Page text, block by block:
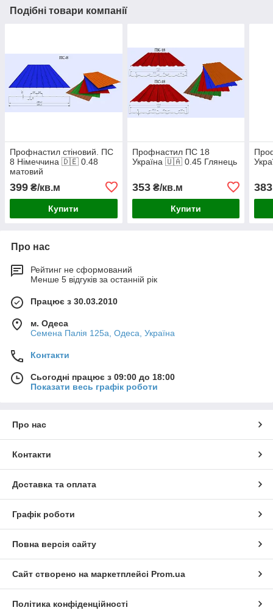
Подібні товари компанії
Профнастил стіновий. ПС
8 Німеччина 🇩🇪 0.48
матовий
399 ₴/кв.м
Купити
Профнастил ПС 18
Україна 🇺🇦 0.45 Глянець
353₴/кв.м
Купити
383
Про нас
Рейтинг не сформований
Менше 5 відгуків за останній рік
Працює з 30.03.2010
м. Одеса
Семена Палія 125а, Одеса, Україна
Контакти
Сьогодні працює з 09:00 до 18:00
Показати весь графік роботи
Про нас
Контакти
Доставка та оплата
Графік роботи
Повна версія сайту
Сайт створено на маркетплейсі Prom.ua
Політика конфіденційності